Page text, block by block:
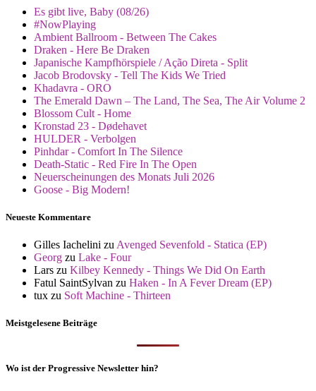
Es gibt live, Baby (08/26)
#NowPlaying
Ambient Ballroom - Between The Cakes
Draken - Here Be Draken
Japanische Kampfhörspiele / Ação Direta - Split
Jacob Brodovsky - Tell The Kids We Tried
Khadavra - ORO
The Emerald Dawn – The Land, The Sea, The Air Volume 2
Blossom Cult - Home
Kronstad 23 - Dødehavet
HULDER - Verbolgen
Pinhdar - Comfort In The Silence
Death-Static - Red Fire In The Open
Neuerscheinungen des Monats Juli 2026
Goose - Big Modern!
Neueste Kommentare
Gilles Iachelini zu Avenged Sevenfold - Statica (EP)
Georg zu Lake - Four
Lars zu Kilbey Kennedy - Things We Did On Earth
Fatul SaintSylvan zu Haken - In A Fever Dream (EP)
tux zu Soft Machine - Thirteen
Meistgelesene Beiträge
Wo ist der Progressive Newsletter hin?